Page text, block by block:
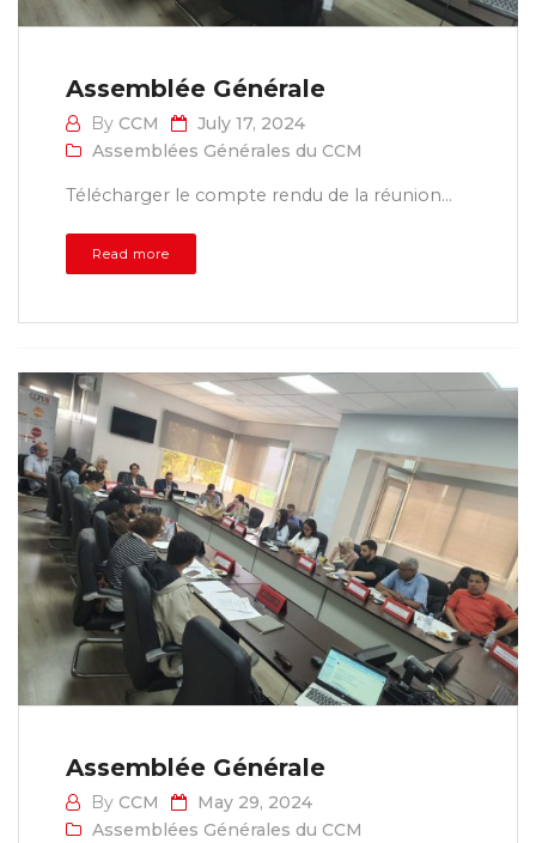
Assemblée Générale
By CCM
July 17, 2024
Assemblées Générales du CCM
Télécharger le compte rendu de la réunion...
Read more
Assemblée Générale
By CCM
May 29, 2024
Assemblées Générales du CCM